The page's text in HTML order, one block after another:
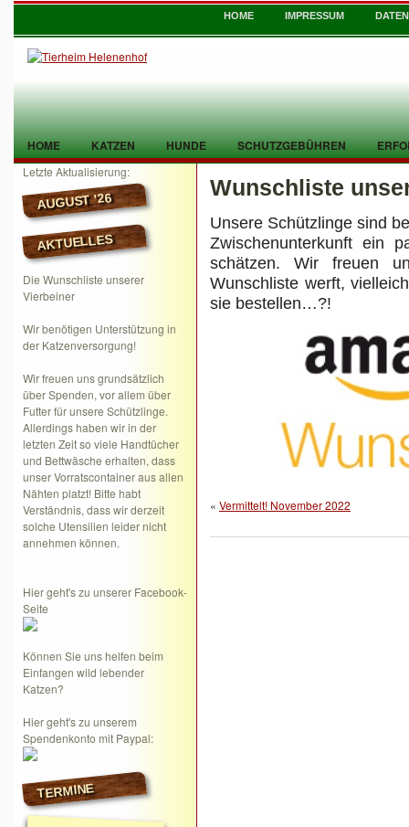
HOME IMPRESSUM
HOME KATZEN HUNDE SCHUTZGEBÜHREN
TIER GEFUNDEN KONTAKT
Letzte Aktualisierung:
AUGUST ’26
AKTUELLES
Die Wunschliste unserer
Vierbeiner
Wir benötigen Unterstützung in
der Katzenversorgung!
Wir freuen uns grundsätzlich
über Spenden, vor allem über
Futter für unsere Schützlinge.
Allerdings haben wir in der
letzten Zeit so viele Handtücher
und Bettwäsche erhalten, dass
unser Vorratscontainer aus allen
Nähten platzt! Bitte habt
Verständnis, dass wir derzeit
solche Utensilien leider nicht
annehmen können.
Hier geht's zu unserer Facebook-
Seite
Können Sie uns helfen beim
Einfangen wild lebender
Katzen?
Hier geht's zu unserem
Spendenkonto mit Paypal:
TERMINE
Wunschliste
Unsere Schützlinge sind
Zwischenunterkunft ein
schätzen. Wir freuen
Wunschliste werft,
sie bestellen…?!
« Vermittelt! November 2022